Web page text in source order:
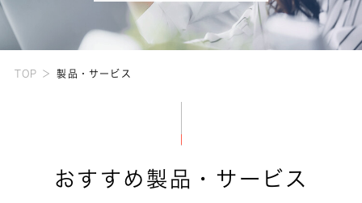
TOP 製品・サービス
おすすめ製品・サービス